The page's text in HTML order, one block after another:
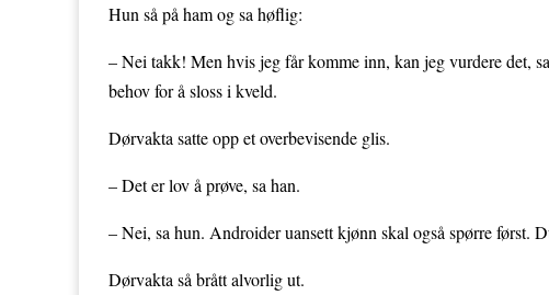
Hun så på ham og sa høflig:
– Nei takk! Men hvis jeg får komme inn, kan jeg vurdere det,
behov for å sloss i kveld.
Dørvakta satte opp et overbevisende glis.
– Det er lov å prøve, sa han.
– Nei, sa hun. Androider uansett kjønn skal også spørre først.
Dørvakta så brått alvorlig ut.